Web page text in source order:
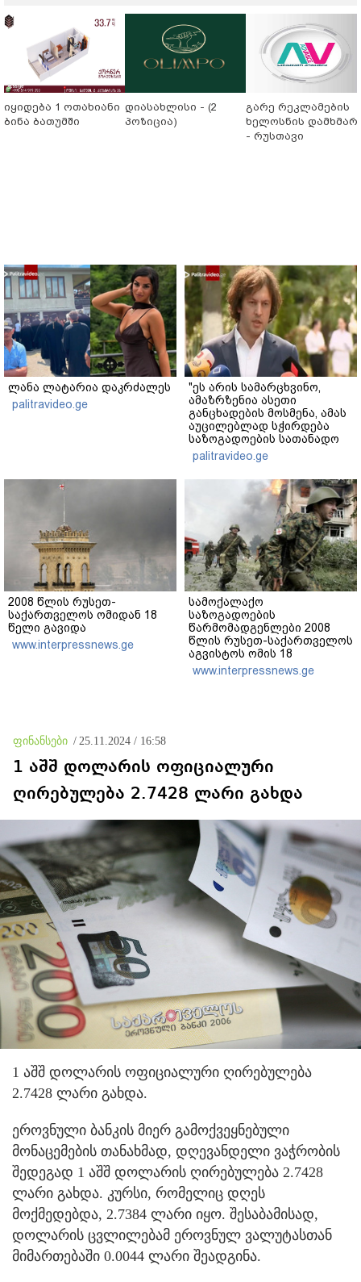
იყიდება 1 ოთახიანი
ბინა ბათუმში
დიასახლისი - (2
პოზიცია)
გარე რეკლამების
ხელოსნის
- რუსთავი
ლანა ლატარია დაკრძალეს
palitravideo.ge
"ეს არის სამარცხვინო,
ამაზრზენია ასეთი
განცხადების მოსმენა, ამას
აუცილებლად სჭირდება
საზოგადოების სათანადო
რეაქცია" - ირაკლი
კობახიძე
palitravideo.ge
2008 წლის რუსეთ-
საქართველოს ომიდან 18
წელი გავიდა
www.interpressnews.ge
სამოქალაქო
საზოგადოების
წარმომადგენლები 2008
წლის რუსეთ-საქართველოს
აგვისტოს ომის 18
წლისთავთან
დაკავშირებით ერთობლივ
www.interpressnews.ge
ფინანსები / 25.11.2024 / 16:58
1 აშშ დოლარის ოფიციალური
ღირებულება 2.7428 ლარი გახდა
1 აშშ დოლარის ოფიციალური ღირებულება
2.7428 ლარი გახდა.
ეროვნული ბანკის მიერ გამოქვეყნებული
მონაცემების თანახმად, დღევანდელი ვაჭრობის
შედეგად 1 აშშ დოლარის ღირებულება 2.7428
ლარი გახდა. კურსი, რომელიც დღეს
მოქმედებდა, 2.7384 ლარი იყო. შესაბამისად,
დოლარის ცვლილებამ ეროვნულ ვალუტასთან
მიმართებაში 0.0044 ლარი შეადგინა.